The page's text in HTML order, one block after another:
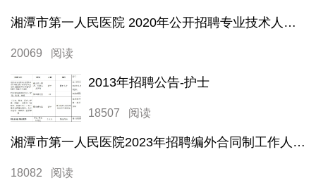
湘潭市第一人民医院 2020年公开招聘专业技术人员公告
20069 阅读
2013年招聘公告-护士
18507 阅读
湘潭市第一人民医院2023年招聘编外合同制工作人员公告
18082 阅读